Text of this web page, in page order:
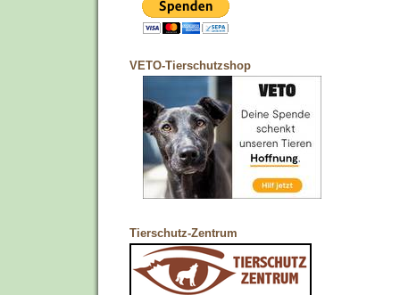
VETO-Tierschutzshop
Tierschutz-Zentrum